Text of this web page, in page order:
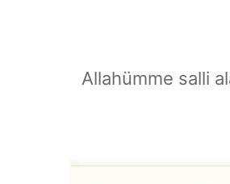
Allahümme salli